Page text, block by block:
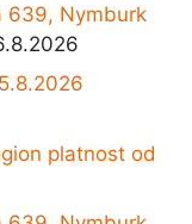
639, Nymburk
platnost od